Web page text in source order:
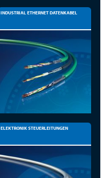
INDUSTRIAL ETHERNET DATENKABEL
ELEKTRONIK STEUERLEITUNGEN